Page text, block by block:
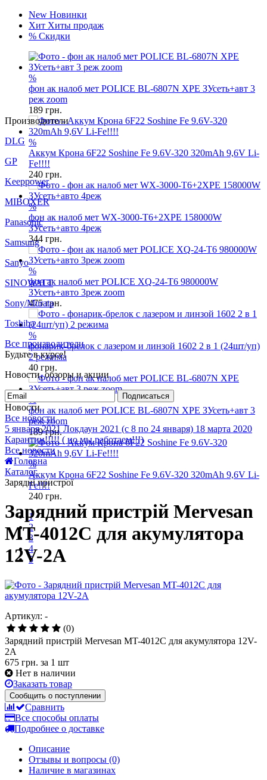
New Новинки
Хит Хиты продаж
% Скидки
%
фон ак налоб мет POLICE BL-6807N XPE ЗУсеть+авт 3
реж zoom
189 грн.
%
Аккум Крона 6F22 Soshine Fe 9.6V-320 320mAh 9,6V Li-
Fe!!!!
240 грн.
%
фон ак налоб мет WX-3000-T6+2XPE 158000W
ЗУсеть+авто 4реж
344 грн.
%
фон ак налоб мет POLICE XQ-24-T6 980000W
ЗУсеть+авто 3реж zoom
475грн.
%
фонарик-брелок с лазером и линзой 1602 2 в 1 (24шт/уп)
2 режима
40 грн.
%
фон ак налоб мет POLICE BL-6807N XPE ЗУсеть+авт 3
реж zoom
189грн.
%
Аккум Крона 6F22 Soshine Fe 9.6V-320 320mAh 9,6V Li-
Fe!!!!
240 грн.
1
2
3
4
5
Производители
DLG
GP
Keeppower
MIBOXER
Panasonic
Samsung
Sanyo
SINOWATT
Sony/Murata
Toshiba
Все производители
Будьте в курсе!
Новости, обзоры и акции
Подписаться
Новости
Все новости
5 января 2021 Локдаун 2021 (с 8 по 24 января) 18 марта 2020
Карантин!!!!! ( но мы работаем!!!)
Все новости
Головна
Каталог
Зарядні пристрої
Зарядний пристрій Mervesan
MT-4012C для акумулятора
12V-2A
Артикул: -
(0)
Зарядний пристрій Mervesan MT-4012C для акумулятора 12V-
2A
675 грн. за 1 шт
Нет в наличии
Заказать товар
Сообщить о поступлении
Сравнить
Все способы оплаты
Подробнее о доставке
Описание
Отзывы и вопросы (0)
Наличие в магазинах